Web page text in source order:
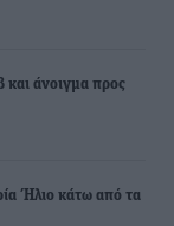
άνοιγμα προς
Ήλιο κάτω από τα